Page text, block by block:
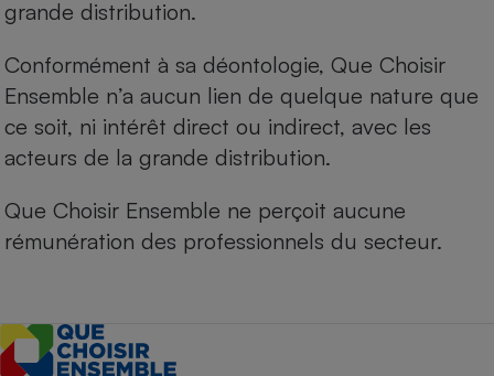
grande distribution.
Conformément à sa déontologie, Que Choisir
Ensemble n’a aucun lien de quelque nature que
ce soit, ni intérêt direct ou indirect, avec les
acteurs de la grande distribution.
Que Choisir Ensemble ne perçoit aucune
rémunération des professionnels du secteur.